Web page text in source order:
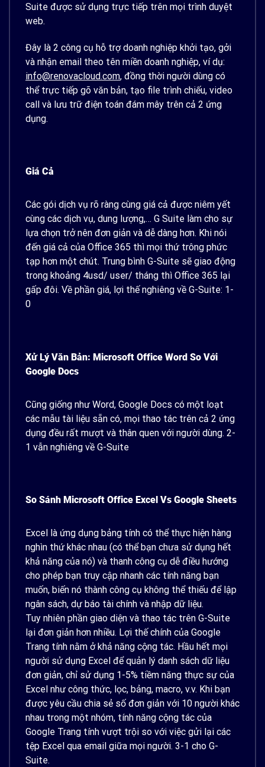
Suite được sử dụng trực tiếp trên mọi trình duyệt
web.
Đây là 2 công cụ hỗ trợ doanh nghiệp khởi tạo, gởi
và nhận email theo tên miền doanh nghiệp, ví dụ:
info@renovacloud.com, đồng thời người dùng có
thể trực tiếp gõ văn bản, tạo file trình chiếu, video
call và lưu trữ điện toán đám mây trên cả 2 ứng
dụng.
Giá Cả
Các gói dịch vụ rõ ràng cùng giá cả được niêm yết
cùng các dịch vụ, dung lượng,… G Suite làm cho sự
lựa chọn trở nên đơn giản và dễ dàng hơn. Khi nói
đến giá cả của Office 365 thì mọi thứ trông phức
tạp hơn một chút. Trung bình G-Suite sẽ giao động
trong khoảng 4usd/ user/ tháng thì Office 365 lại
gấp đôi. Về phần giá, lợi thế nghiêng về G-Suite: 1-
0
Xử Lý Văn Bản: Microsoft Office Word So Với
Google Docs
Cũng giống như Word, Google Docs có một loạt
các mẫu tài liệu sẵn có, mọi thao tác trên cả 2 ứng
dụng đều rất mượt và thân quen với người dùng. 2-
1 vẫn nghiêng về G-Suite
So Sánh Microsoft Office Excel Vs Google Sheets
Excel là ứng dụng bảng tính có thể thực hiện hàng
nghìn thứ khác nhau (có thể bạn chưa sử dụng hết
khả năng của nó) và thanh công cụ dễ điều hướng
cho phép bạn truy cập nhanh các tính năng bạn
muốn, biến nó thành công cụ không thể thiếu để lập
ngân sách, dự báo tài chính và nhập dữ liệu.
Tuy nhiên phần giao diện và thao tác trên G-Suite
lại đơn giản hơn nhiều. Lợi thế chính của Google
Trang tính nằm ở khả năng cộng tác. Hầu hết mọi
người sử dụng Excel để quản lý danh sách dữ liệu
đơn giản, chỉ sử dụng 1-5% tiềm năng thực sự của
Excel như công thức, lọc, bảng, macro, v.v. Khi bạn
được yêu cầu chia sẻ số đơn giản với 10 người khác
nhau trong một nhóm, tính năng cộng tác của
Google Trang tính vượt trội so với việc gửi lại các
tệp Excel qua email giữa mọi người. 3-1 cho G-
Suite.